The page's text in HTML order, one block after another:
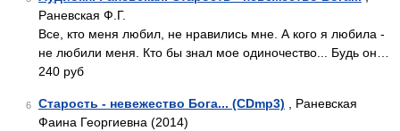
Раневская Ф.Г.
Все, кто меня любил, не нравились мне. А кого я любила -
не любили меня. Кто бы знал мое одиночество... Будь он…
240 руб
6 Старость - невежество Бога... (CDmp3) , Раневская
Фаина Георгиевна (2014)